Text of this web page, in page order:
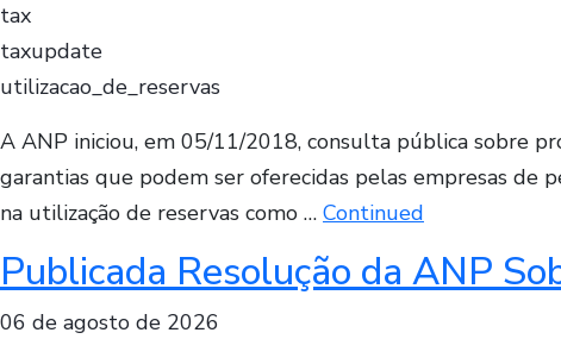
tax
taxupdate
utilizacao_de_reservas
A ANP iniciou, em 05/11/2018, consulta pública sobre
garantias que podem ser oferecidas pelas empresas de
na utilização de reservas como … Continued
Publicada Resolução da ANP
06 de agosto de 2026